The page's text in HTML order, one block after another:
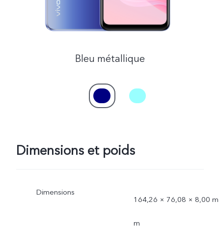
Bleu métallique
Dimensions et poids
Dimensions
164,26 × 76,08 × 8,00 m
m